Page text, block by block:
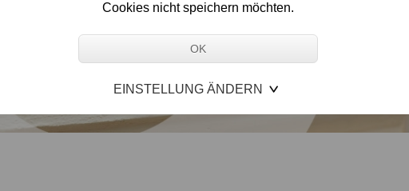
Cookies nicht speichern möchten.
EINSTELLUNG ÄNDERN